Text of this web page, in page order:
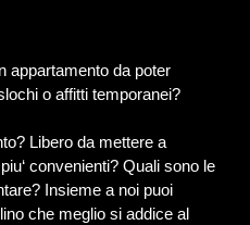
appartamento da poter
o affitti temporanei?
Libero da mettere a
convenienti? Quali sono le
Insieme a noi puoi
che meglio si addice al